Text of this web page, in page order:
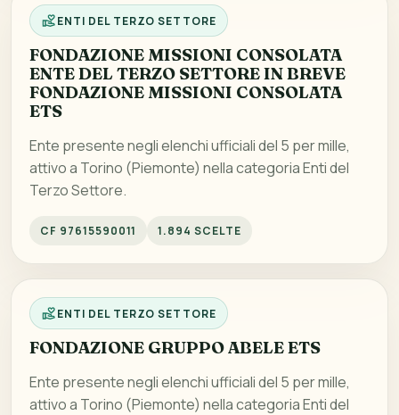
ENTI DEL TERZO SETTORE
FONDAZIONE MISSIONI CONSOLATA
ENTE DEL TERZO SETTORE IN BREVE
FONDAZIONE MISSIONI CONSOLATA
ETS
Ente presente negli elenchi ufficiali del 5 per mille,
attivo a Torino (Piemonte) nella categoria Enti del
Terzo Settore.
CF 97615590011 1.894 SCELTE
ENTI DEL TERZO SETTORE
FONDAZIONE GRUPPO ABELE ETS
Ente presente negli elenchi ufficiali del 5 per mille,
attivo a Torino (Piemonte) nella categoria Enti del